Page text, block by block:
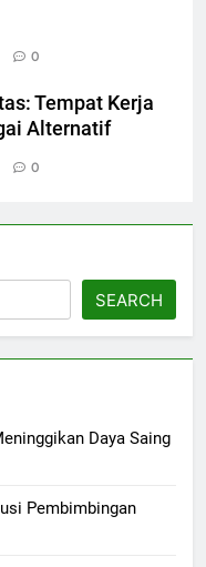
0
Tempat Kerja
Alternatif
0
SEARCH
Daya Saing
Pembimbingan